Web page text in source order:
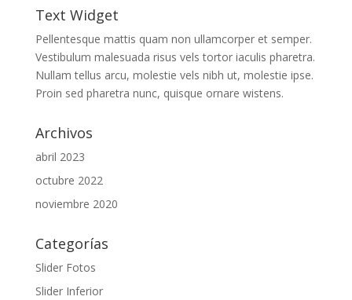
Text Widget
Pellentesque mattis quam non ullamcorper et semper.
Vestibulum malesuada risus vels tortor iaculis pharetra.
Nullam tellus arcu, molestie vels nibh ut, molestie ipse.
Proin sed pharetra nunc, quisque ornare wistens.
Archivos
abril 2023
octubre 2022
noviembre 2020
Categorías
Slider Fotos
Slider Inferior